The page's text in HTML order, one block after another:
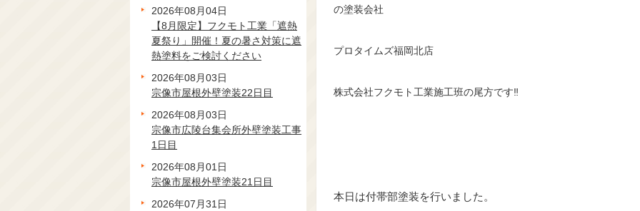
の塗装会社
プロタイムズ福岡北店
株式会社フクモト工業施工班の尾方です‼️
本日は付帯部塗装を行いました。
2026年08月04日
【8月限定】フクモト工業「遮熱
夏祭り」開催！夏の暑さ対策に遮
熱塗料をご検討ください
2026年08月03日
宗像市屋根外壁塗装22日目
2026年08月03日
宗像市広陵台集会所外壁塗装工事
1日目
2026年08月01日
宗像市屋根外壁塗装21日目
2026年07月31日